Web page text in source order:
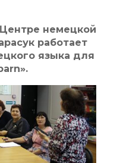
немецкой
работает
языка для